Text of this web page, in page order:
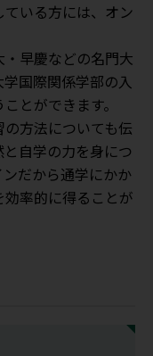
いる方には、オン
早慶などの名門大
国際関係学部の入
とができます。
方法についても伝
自学の力を身につ
だから通学にかか
率的に得ることが